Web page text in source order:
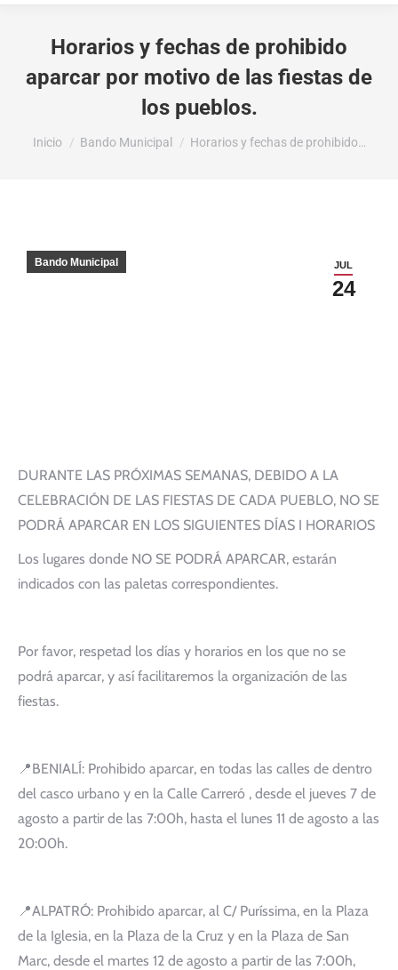
Horarios y fechas de prohibido
aparcar por motivo de las fiestas de
los pueblos.
Estás aquí:
Inicio Bando Municipal Horarios y fechas de prohibido…
JUL
24
Bando Municipal
DURANTE LAS PRÓXIMAS SEMANAS, DEBIDO A LA
CELEBRACIÓN DE LAS FIESTAS DE CADA PUEBLO, NO SE
PODRÁ APARCAR EN LOS SIGUIENTES DÍAS I HORARIOS
Los lugares donde NO SE PODRÁ APARCAR, estarán
indicados con las paletas correspondientes.
Por favor, respetad los días y horarios en los que no se
podrá aparcar, y así facilitaremos la organización de las
fiestas.
📍BENIALÍ: Prohibido aparcar, en todas las calles de dentro
del casco urbano y en la Calle Carreró , desde el jueves 7 de
agosto a partir de las 7:00h, hasta el lunes 11 de agosto a las
20:00h.
📍ALPATRÓ: Prohibido aparcar, al C/ Puríssima, en la Plaza
de la Iglesia, en la Plaza de la Cruz y en la Plaza de San
Marc, desde el martes 12 de agosto a partir de las 7:00h,